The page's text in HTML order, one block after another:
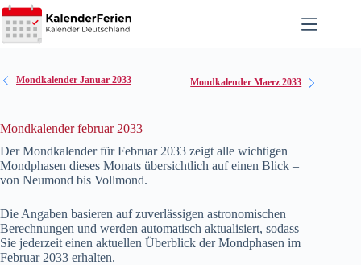
Zum
Inhalt
springen
Mondkalender Januar 2033 Mondkalender Maerz 2033
Mondkalender februar 2033
Der Mondkalender für Februar 2033 zeigt alle wichtigen
Mondphasen dieses Monats übersichtlich auf einen Blick –
von Neumond bis Vollmond.
Die Angaben basieren auf zuverlässigen astronomischen
Berechnungen und werden automatisch aktualisiert, sodass
Sie jederzeit einen aktuellen Überblick der Mondphasen im
Februar 2033 erhalten.